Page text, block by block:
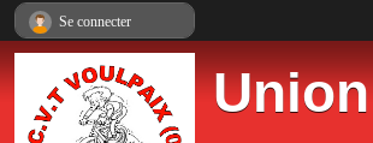
Se connecter
Panneau de gestion des cookies